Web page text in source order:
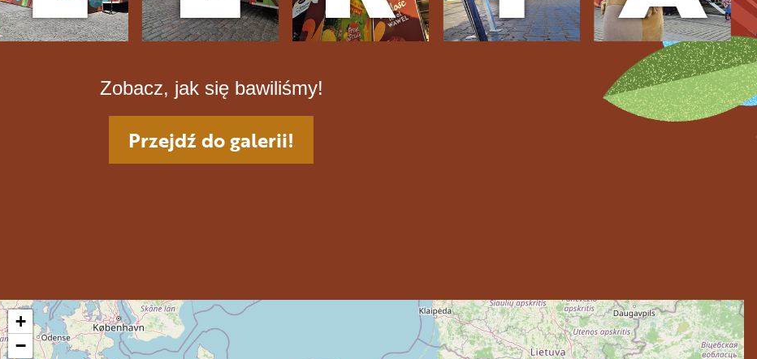
Zobacz, jak się bawiliśmy!
Przejdź do galerii!
+
−